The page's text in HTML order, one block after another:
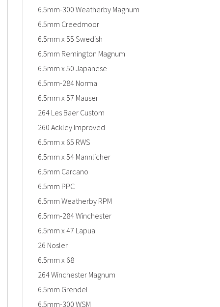
6.5mm-300 Weatherby Magnum
6.5mm Creedmoor
6.5mm x 55 Swedish
6.5mm Remington Magnum
6.5mm x 50 Japanese
6.5mm-284 Norma
6.5mm x 57 Mauser
264 Les Baer Custom
260 Ackley Improved
6.5mm x 65 RWS
6.5mm x 54 Mannlicher
6.5mm Carcano
6.5mm PPC
6.5mm Weatherby RPM
6.5mm-284 Winchester
6.5mm x 47 Lapua
26 Nosler
6.5mm x 68
264 Winchester Magnum
6.5mm Grendel
6.5mm-300 WSM